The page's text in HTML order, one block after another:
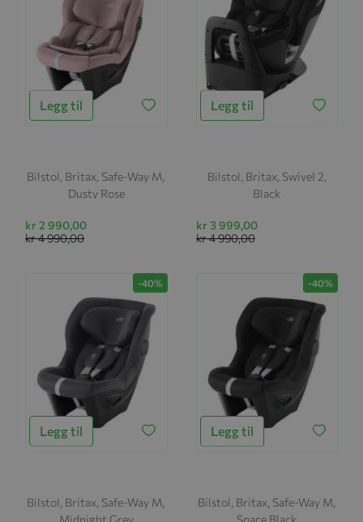
Legg til
Bilstol, Britax, Safe-Way M,
Dusty Rose
kr 2 990,00
kr 4 990,00
Legg til
Bilstol, Britax, Swivel 2,
Black
kr 3 999,00
kr 4 990,00
-40%
Legg til
Bilstol, Britax, Safe-Way M,
Midnight Grey
-40%
Legg til
Bilstol, Britax, Safe-Way M,
Space Black